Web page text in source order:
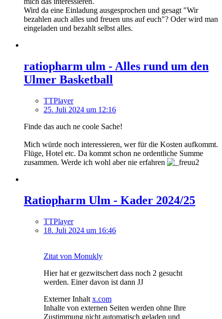
Wird da eine Einladung ausgesprochen und gesagt "Wir
bezahlen auch alles und freuen uns auf euch"? Oder wird man
eingeladen und bezahlt selbst alles.
ratiopharm ulm - Alles rund um den
Ulmer Basketball
TTPlayer
25. Juli 2024 um 12:16
Finde das auch ne coole Sache!
Mich würde noch interessieren, wer für die Kosten aufkommt.
Flüge, Hotel etc. Da kommt schon ne ordentliche Summe
zusammen. Werde ich wohl aber nie erfahren
Ratiopharm Ulm - Kader 2024/25
TTPlayer
18. Juli 2024 um 16:46
Zitat von Monukly
Hier hat er gezwitschert dass noch 2 gesucht
werden. Einer davon ist dann JJ
Externer Inhalt x.com
Inhalte von externen Seiten werden ohne Ihre
Zustimmung nicht automatisch geladen und